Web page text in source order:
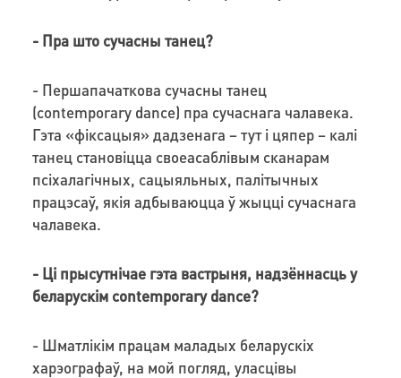
- Пра што сучасны танец?
- Першапачаткова сучасны танец
(contemporary dance) пра сучаснага чалавека.
Гэта «фіксацыя» дадзенага – тут і цяпер – калі
танец становіцца своеасаблівым сканарам
псіхалагічных, сацыяльных, палітычных
працэсаў, якія адбываюцца ў жыцці сучаснага
чалавека.
- Ці прысутнічае гэта вастрыня, надзённасць у
беларускім contemporary dance?
- Шматлікім працам маладых беларускіх
харэографаў, на мой погляд, уласцівы